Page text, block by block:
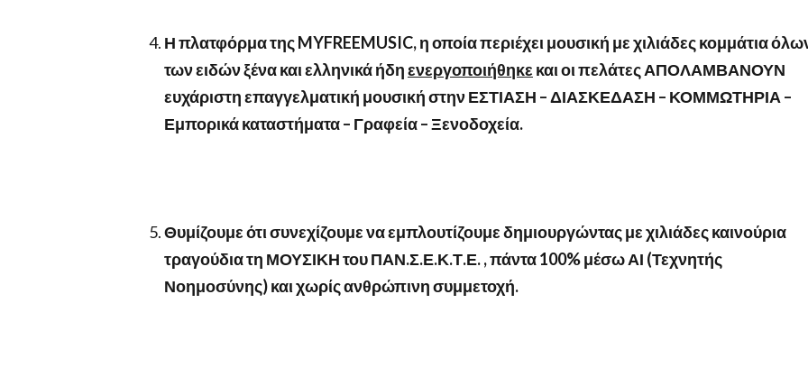
Η πλατφόρμα τηςMYFREEMUSIC, η οποία περιέχει μουσική με χιλιάδες κομμάτια
των ειδών ξένα και ελληνικά ήδηενεργοποιήθηκε και οι πελάτες ΑΠΟΛΑΜΒΑΝΟΥΝ
ευχάριστη επαγγελματική μουσική στην ΕΣΤΙΑΣΗ – ΔΙΑΣΚΕΔΑΣΗ – ΚΟΜΜΩΤΗΡΙΑ –
Εμπορικά καταστήματα – Γραφεία – Ξενοδοχεία.
Θυμίζουμε ότι συνεχίζουμε να εμπλουτίζουμε δημιουργώντας με χιλιάδες καινούρια
τραγούδια τη ΜΟΥΣΙΚΗ του ΠΑΝ.Σ.Ε.Κ.Τ.Ε. , πάντα 100% μέσω ΑΙ (Τεχνητής
Νοημοσύνης) και χωρίς ανθρώπινη συμμετοχή.